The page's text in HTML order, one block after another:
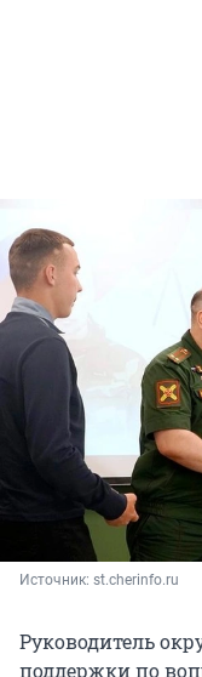
Источник: st.cherinfo.ru
Руководитель
поддержки по